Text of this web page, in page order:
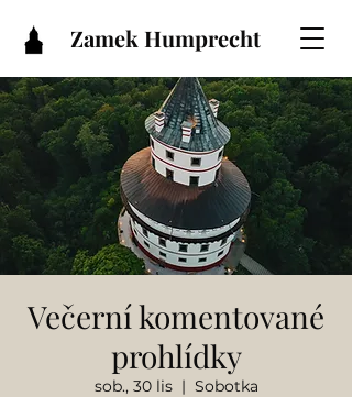
Zamek Humprecht
Večerní komentované
prohlídky
sob., 30 lis
  |
Sobotka